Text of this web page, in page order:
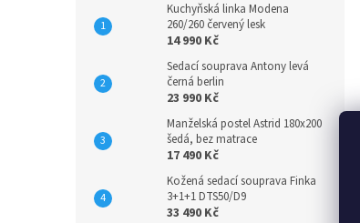
Kuchyňská linka Modena
260/260 červený lesk
14 990 Kč
Sedací souprava Antony levá
černá berlin
23 990 Kč
Manželská postel Astrid 180x200
šedá, bez matrace
17 490 Kč
Kožená sedací souprava Finka
3+1+1 DTS50/D9
33 490 Kč